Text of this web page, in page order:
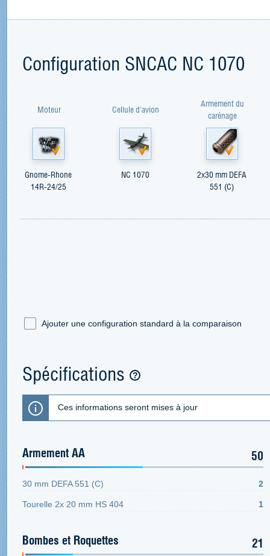
Configuration SNCAC NC 1070
Moteur
Gnome-Rhone
14R-24/25
Cellule d'avion
NC 1070
Armement du
carénage
2x30 mm DEFA
551 (C)
Ajouter une configuration standard à la comparaison
Spécifications
Ces informations seront mises à jour
Armement AA 50
30 mm DEFA 551 (C) 2
Tourelle 2x 20 mm HS 404 1
Bombes et Roquettes 21